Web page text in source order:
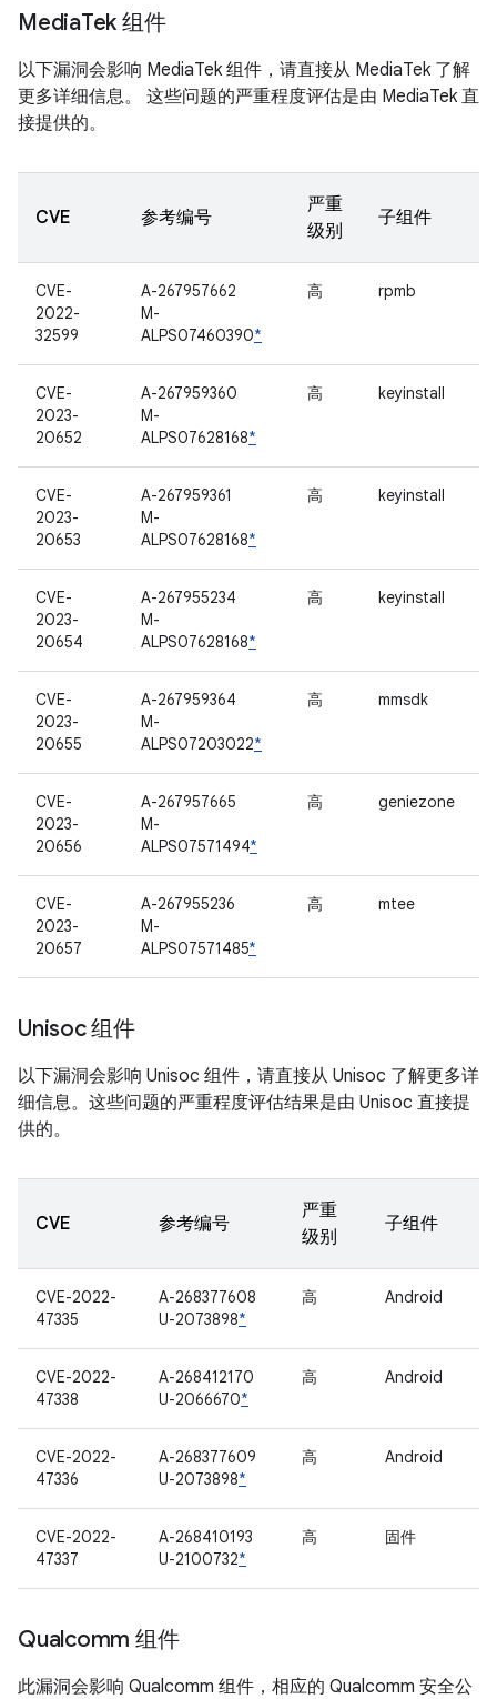
MediaTek 组件
以下漏洞会影响 MediaTek 组件，请直接从 MediaTek 了解
更多详细信息。 这些问题的严重程度评估是由 MediaTek 直
接提供的。
CVE 参考编号
严重
级别
子组件
CVE-
2022-
32599
A-267957662
M-
ALPS07460390*
高 rpmb
CVE-
2023-
20652
A-267959360
M-
ALPS07628168*
高 keyinstall
CVE-
2023-
20653
A-267959361
M-
ALPS07628168*
高 keyinstall
CVE-
2023-
20654
A-267955234
M-
ALPS07628168*
高 keyinstall
CVE-
2023-
20655
A-267959364
M-
ALPS07203022*
高 mmsdk
CVE-
2023-
20656
A-267957665
M-
ALPS07571494*
高 geniezone
CVE-
2023-
20657
A-267955236
M-
ALPS07571485*
高 mtee
Unisoc 组件
以下漏洞会影响 Unisoc 组件，请直接从 Unisoc 了解更多详
细信息。这些问题的严重程度评估结果是由 Unisoc 直接提
供的。
CVE 参考编号
严重
级别
子组件
CVE-2022-
47335
A-268377608
U-2073898*
高 Android
CVE-2022-
47338
A-268412170
U-2066670*
高 Android
CVE-2022-
47336
A-268377609
U-2073898*
高 Android
CVE-2022-
47337
A-268410193
U-2100732*
高 固件
Qualcomm 组件
此漏洞会影响 Qualcomm 组件，相应的 Qualcomm 安全公